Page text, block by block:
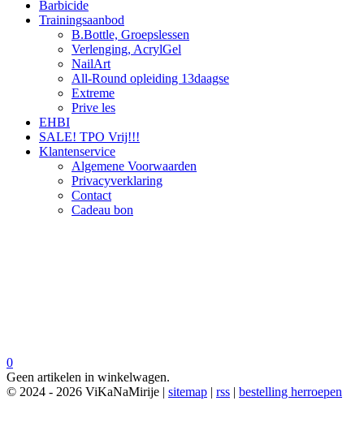
Barbicide
Trainingsaanbod
B.Bottle, Groepslessen
Verlenging, AcrylGel
NailArt
All-Round opleiding 13daagse
Extreme
Prive les
EHBI
SALE! TPO Vrij!!!
Klantenservice
Algemene Voorwaarden
Privacyverklaring
Contact
Cadeau bon
0
Geen artikelen in winkelwagen.
© 2024 - 2026 ViKaNaMirije | sitemap | rss | bestelling herroepen